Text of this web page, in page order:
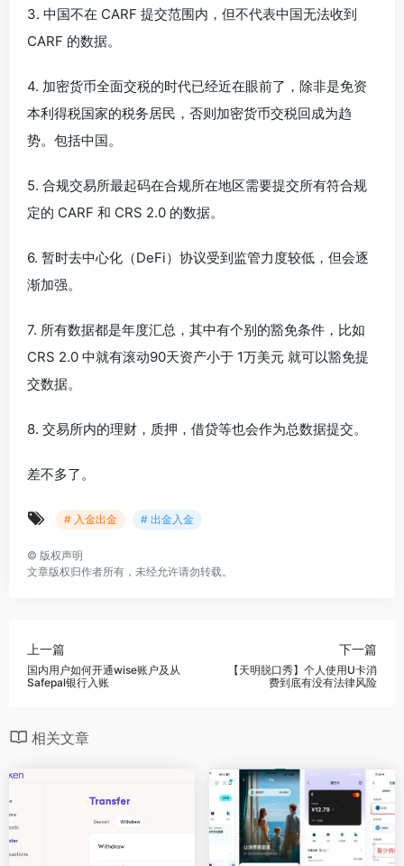
3. 中国不在 CARF 提交范围内，但不代表中国无法收到
CARF 的数据。
4. 加密货币全面交税的时代已经近在眼前了，除非是免资
本利得税国家的税务居民，否则加密货币交税回成为趋
势。包括中国。
5. 合规交易所最起码在合规所在地区需要提交所有符合规
定的 CARF 和 CRS 2.0 的数据。
6. 暂时去中心化（DeFi）协议受到监管力度较低，但会逐
渐加强。
7. 所有数据都是年度汇总，其中有个别的豁免条件，比如
CRS 2.0 中就有滚动90天资产小于 1万美元 就可以豁免提
交数据。
8. 交易所内的理财，质押，借贷等也会作为总数据提交。
差不多了。
# 入金出金 # 出金入金
© 版权声明
文章版权归作者所有，未经允许请勿转载。
上一篇
国内用户如何开通wise账户及从
Safepal银行入账
下一篇
【天明脱口秀】个人使用U卡消
费到底有没有法律风险
相关文章